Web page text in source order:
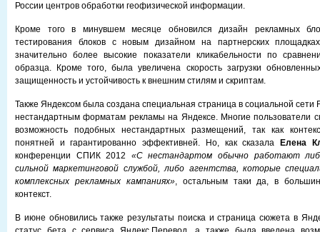
России центров обработки геофизической информации.
Кроме того в минувшем месяце обновился дизайн рекламных
тестирования блоков с новым дизайном на партнерских
значительно более высокие показатели кликабельности по
образца. Кроме того, была увеличена скорость загрузки
защищенность и устойчивость к внешним стилям и скриптам.
Также Яндексом была создана специальная страница в социальной сети
нестандартным форматам рекламы на Яндексе. Многие пользователи
возможность подобных нестандартных размещений, так как
понятней и гарантированно эффективней. Но, как сказала
Елена
конференции СПИК 2012 «С нестандартом обычно работают
сильной маркетинговой службой, либо агентства, которые
комплексных рекламных кампаниях», остальным таки да, в
контекст.
В июне обновились также результаты поиска и страница сюжета в